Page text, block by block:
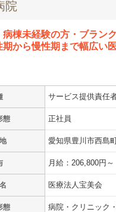
院
病棟未経験の方・ブラン
から慢性期まで幅広い
サービス提供責任
態 正社員
愛知県豊川市西島
月給：206,800円～
医療法人宝美会
態 病院・クリニック